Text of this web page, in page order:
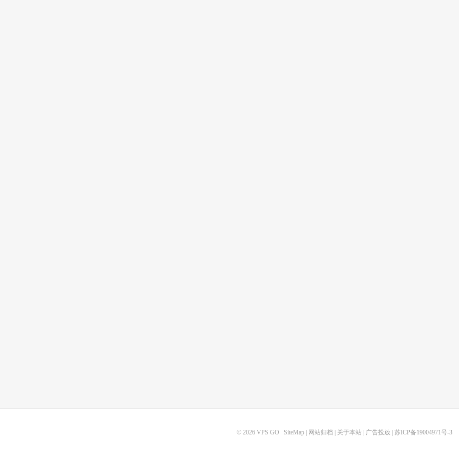
© 2026 VPS GO SiteMap| 网站归档 关于本站| 广告投放| 苏ICP备19004971号-3